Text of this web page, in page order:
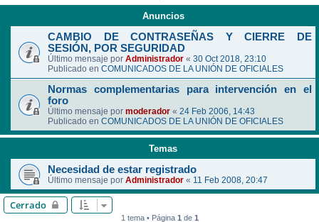
Anuncios
CAMBIO DE CONTRASEÑAS Y CIERRE DE
SESIÓN, POR SEGURIDAD
Último mensaje por Administrador « 30 Oct 2018, 23:10
Publicado en COMUNICADOS DE LA UNIÓN DE OFICIALES
Normas complementarias para intervención en el
foro
Último mensaje por moderador « 24 Feb 2006, 14:43
Publicado en COMUNICADOS DE LA UNIÓN DE OFICIALES
Temas
Necesidad de estar registrado
Último mensaje por Administrador « 11 Feb 2008, 20:47
Cerrado
1 tema • Página 1de 1